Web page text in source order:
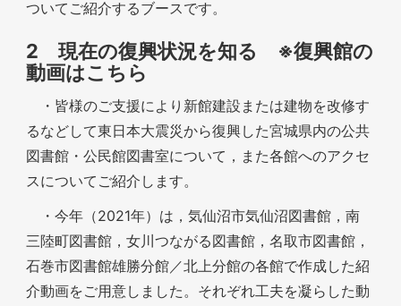
ついてご紹介するブースです。
2 現在の復興状況を知る ※復興館の
動画はこちら
・皆様のご支援により新館建設または建物を改修す
るなどして東日本大震災から復興した宮城県内の公共
図書館・公民館図書室について，また各館へのアクセ
スについてご紹介します。
・今年（2021年）は，気仙沼市気仙沼図書館，南
三陸町図書館，女川つながる図書館，名取市図書館，
石巻市図書館雄勝分館／北上分館の各館で作成した紹
介動画をご用意しました。それぞれ工夫を凝らした動